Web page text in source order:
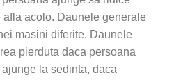
afla acolo. Daunele generale
masini diferite. Daunele
pierduta daca persoana
la sedinta, daca